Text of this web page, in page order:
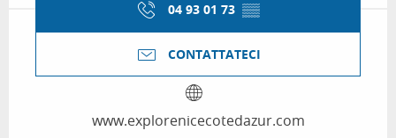
04 93 01 73 ▒▒
CONTATTATECI
www.explorenicecotedazur.com